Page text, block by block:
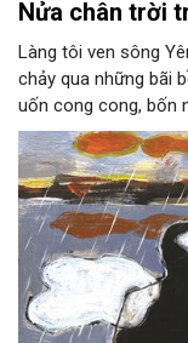
Nửa chân trời
Làng tôi ven sông
chảy qua những bãi
uốn cong cong, bốn
hoàng hôn, khi nắng
lại thẫm màu như có